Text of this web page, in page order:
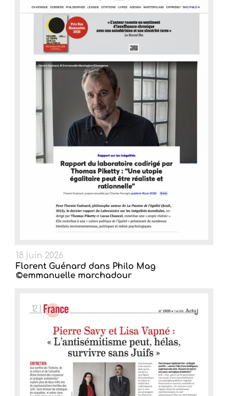
18 juin 2026
Florent Guénard dans Philo Mag
©emmanuelle marchadour